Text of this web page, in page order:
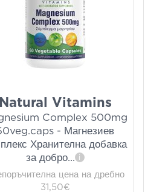
Vitamins
Complex 500mg
- Магнезиев
Хранителна добавка
за добро... i
цена на дребно
31,50€